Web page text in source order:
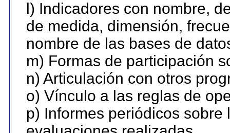
l) Indicadores con nombre,
de medida, dimensión,
nombre de las bases de
m) Formas de participación
n) Articulación con otros
o) Vínculo a las reglas de
p) Informes periódicos